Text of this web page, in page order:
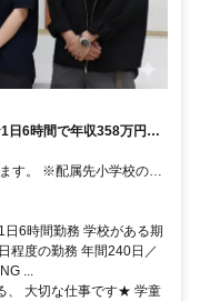
日6時間で年収358万円～
もたちの成長をサポート
田駅／明大前駅 東松原
沿線に学校があるので、
や川崎市など神奈川県方
ら通うスタッフもいます
6時間勤務 学校がある期
程度の勤務 年間240日／
...
、 大切な仕事です★ 学童